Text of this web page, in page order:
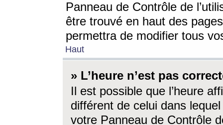
Panneau de Contrôle de
être trouvé en haut des
permettra de modifier tous
Haut
» L’heure n’est pas
Il est possible que l’heure
différent de celui dans
votre Panneau de Contrôle